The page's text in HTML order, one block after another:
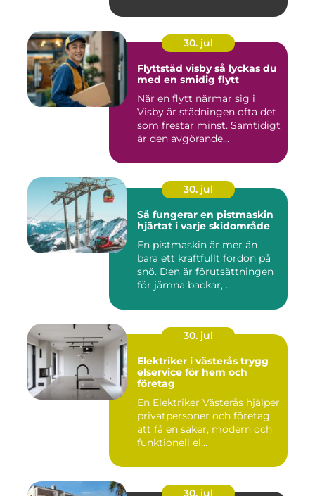
30. jul
Flyttstäd visby så lyckas du
med en smidig flytt
När en flytt närmar sig i
Visby är städningen ofta det
som frestar minst. Samtidigt
är den avgörande...
30. jul
Så fungerar en pistmaskin
hjärtat i varje skidområde
En pistmaskin är mer än
bara ett kraftfullt fordon på
snö. Den är förutsättningen
för jämna backar, ...
30. jul
Elektriker i västerås trygg
elservice för hem och
företag
En Elektriker Västerås hjälper
privatpersoner och företag
att få en säker, modern och
funktionell el...
30. jul